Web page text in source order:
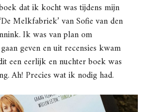
dat ik kocht was tijdens mijn
Melkfabriek’ van Sofie van den
Ik was van plan om
geven en uit recensies kwam
een eerlijk en nuchter boek was
Ah! Precies wat ik nodig had.